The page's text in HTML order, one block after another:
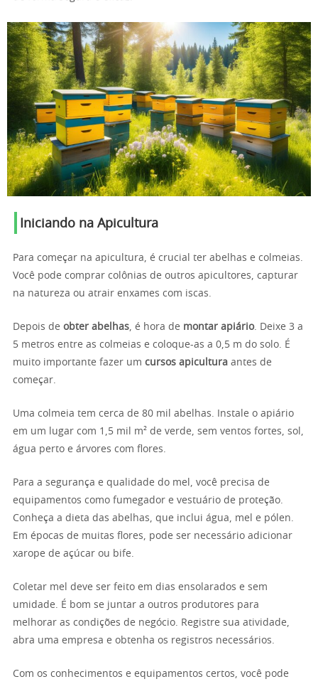
Iniciando na Apicultura
Para começar na apicultura, é crucial ter abelhas e colmeias.
Você pode comprar colônias de outros apicultores, capturar
na natureza ou atrair enxames com iscas.
Depois de obter abelhas, é hora de montar apiário. Deixe 3 a
5 metros entre as colmeias e coloque-as a 0,5 m do solo. É
muito importante fazer um cursos apicultura antes de
começar.
Uma colmeia tem cerca de 80 mil abelhas. Instale o apiário
em um lugar com 1,5 mil m² de verde, sem ventos fortes, sol,
água perto e árvores com flores.
Para a segurança e qualidade do mel, você precisa de
equipamentos como fumegador e vestuário de proteção.
Conheça a dieta das abelhas, que inclui água, mel e pólen.
Em épocas de muitas flores, pode ser necessário adicionar
xarope de açúcar ou bife.
Coletar mel deve ser feito em dias ensolarados e sem
umidade. É bom se juntar a outros produtores para
melhorar as condições de negócio. Registre sua atividade,
abra uma empresa e obtenha os registros necessários.
Com os conhecimentos e equipamentos certos, você pode